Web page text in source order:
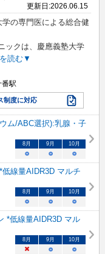
更新日:2026.06.15
学の専門医による総合健
ックは、慶應義塾大学
読む▼
番駅
制度に対応
ム/ABC選択):乳腺・子
8月 9月 10月
○ ○ ○
線量AIDR3D マルチ
8月 9月 10月
○ ○ ○
*低線量AIDR3D マル
8月 9月 10月
× ○ ○